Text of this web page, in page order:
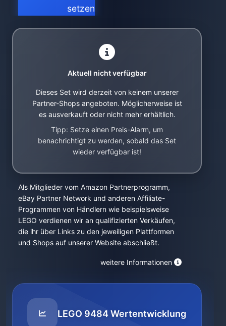
setzen
Aktuell nicht verfügbar
Dieses Set wird derzeit von keinem unserer
Partner-Shops angeboten. Möglicherweise ist
es ausverkauft oder nicht mehr erhältlich.
Tipp: Setze einen Preis-Alarm, um
benachrichtigt zu werden, sobald das Set
wieder verfügbar ist!
Als Mitglieder vom Amazon Partnerprogramm,
eBay Partner Network und anderen Affiliate-
Programmen von Händlern wie beispielsweise
LEGO verdienen wir an qualifizierten Verkäufen,
die ihr über Links zu den jeweiligen Plattformen
und Shops auf unserer Website abschließt.
weitere Informationen
LEGO 9484 Wertentwicklung